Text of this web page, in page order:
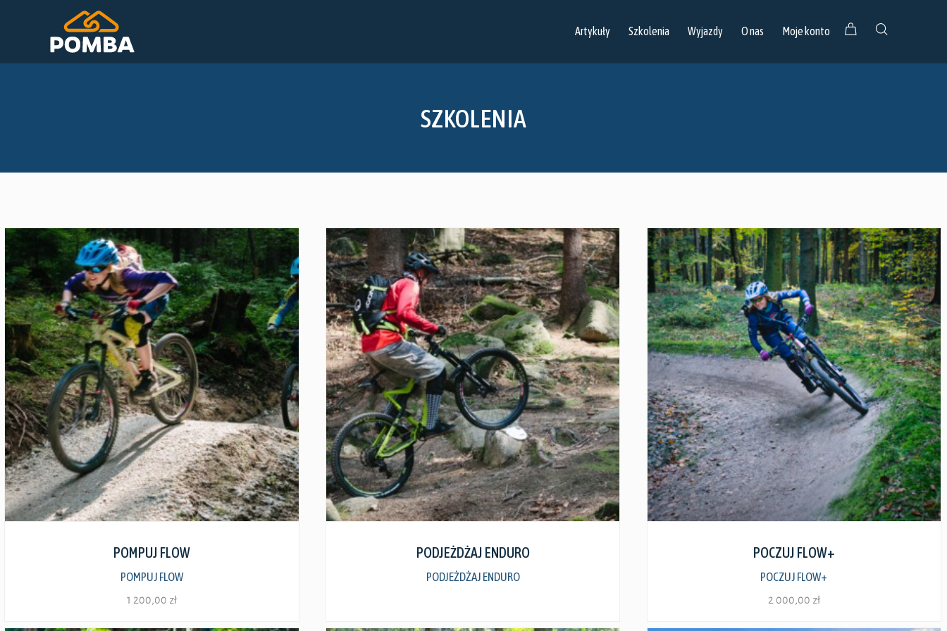
Artykuły Szkolenia Wyjazdy O nas Moje konto
SZKOLENIA
POMPUJ FLOW
POMPUJ FLOW
1 200,00 zł
PODJEŻDŻAJ ENDURO
PODJEŻDŻAJ ENDURO
POCZUJ FLOW+
POCZUJ FLOW+
2 000,00 zł